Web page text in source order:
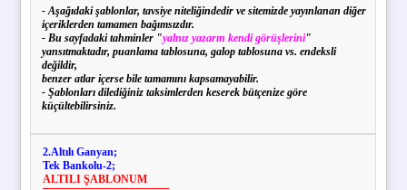
- Aşağıdaki şablonlar, tavsiye niteliğindedir ve sitemizde yayınlanan diğer
içeriklerden tamamen bağımsızdır.
- Bu sayfadaki tahminler "yalnız yazarın kendi görüşlerini"
yansıtmaktadır, puanlama tablosuna, galop tablosuna vs. endeksli
değildir,
benzer atlar içerse bile tamamını kapsamayabilir.
- Şablonları dilediğiniz taksimlerden keserek bütçenize göre
küçültebilirsiniz.
2.Altılı Ganyan;
Tek Bankolu-2;
ALTILI ŞABLONUM